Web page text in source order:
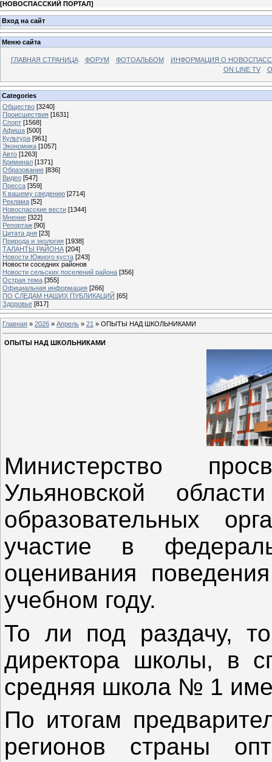
[НОВОСПАССКИЙ ПОРТАЛ]
Вход на сайт
Меню сайта
ГЛАВНАЯ СТРАНИЦА ФОРУМ ФОТОАЛЬБОМ
ИНФОРМАЦИЯ О
ON LINE TV
Categories
Общество [3240]
Происшествия [1631]
Спорт [1568]
Афиша [500]
Культура [961]
Экономика [1057]
Авто [1263]
Криминал [1371]
Образование [836]
Видео [547]
Пресса [359]
К вашему сведению [2714]
Реклама [52]
Новоспасские вести [1344]
Мнение [322]
Репортаж [90]
Цитата дня [23]
Природа и экология [1938]
ТАЛАНТЫ РАЙОНА [204]
Новости Южного куста [243]
Новости соседних районов
Новости сельских поселений района [356]
Острая тема [355]
Официальная информация [266]
ПО СЛЕДАМ НАШИХ ПУБЛИКАЦИЙ [65]
Здоровье [817]
Главная » 2026 » Апрель » 21 » ОПЫТЫ НАД ШКОЛЬНИКАМИ
ОПЫТЫ НАД ШКОЛЬНИКАМИ
Министерство
Ульяновской
образовательных
участие в
оценивания
учебном году.
То ли под раздачу,
директора школы, в
средняя школа № 1
По итогам
регионов страны